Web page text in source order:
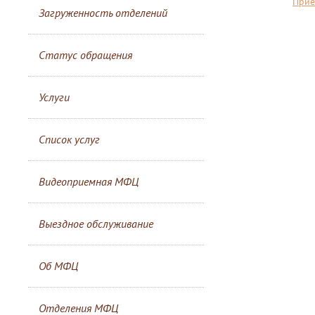
Загруженность отделений
Статус обращения
Услуги
Список услуг
Видеоприемная МФЦ
Выездное обслуживание
Об МФЦ
Отделения МФЦ